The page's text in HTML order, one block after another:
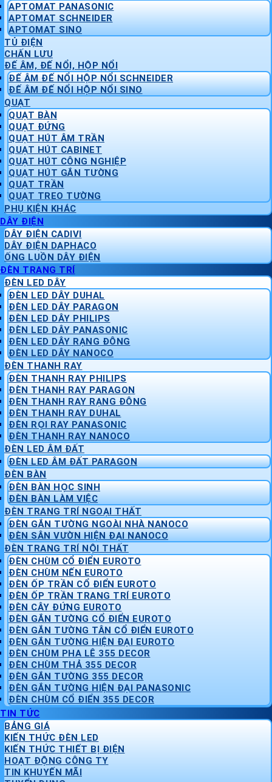
APTOMAT PANASONIC
APTOMAT SCHNEIDER
APTOMAT SINO
TỦ ĐIỆN
CHẤN LƯU
ĐẾ ÂM, ĐẾ NỔI, HỘP NỔI
ĐẾ ÂM ĐẾ NỔI HỘP NỔI SCHNEIDER
ĐẾ ÂM ĐẾ NỔI HỘP NỔI SINO
QUẠT
QUẠT BÀN
QUẠT ĐỨNG
QUẠT HÚT ÂM TRẦN
QUẠT HÚT CABINET
QUẠT HÚT CÔNG NGHIỆP
QUẠT HÚT GẮN TƯỜNG
QUẠT TRẦN
QUẠT TREO TƯỜNG
PHỤ KIỆN KHÁC
DÂY ĐIỆN
DÂY ĐIỆN CADIVI
DÂY ĐIỆN DAPHACO
ỐNG LUỒN DÂY ĐIỆN
ĐÈN TRANG TRÍ
ĐÈN LED DÂY
ĐÈN LED DÂY DUHAL
ĐÈN LED DÂY PARAGON
ĐÈN LED DÂY PHILIPS
ĐÈN LED DÂY PANASONIC
ĐÈN LED DÂY RẠNG ĐÔNG
ĐÈN LED DÂY NANOCO
ĐÈN THANH RAY
ĐÈN THANH RAY PHILIPS
ĐÈN THANH RAY PARAGON
ĐÈN THANH RAY RẠNG ĐÔNG
ĐÈN THANH RAY DUHAL
ĐÈN RỌI RAY PANASONIC
ĐÈN THANH RAY NANOCO
ĐÈN LED ÂM ĐẤT
ĐÈN LED ÂM ĐẤT PARAGON
ĐÈN BÀN
ĐÈN BÀN HỌC SINH
ĐÈN BÀN LÀM VIỆC
ĐÈN TRANG TRÍ NGOẠI THẤT
ĐÈN GẮN TƯỜNG NGOÀI NHÀ NANOCO
ĐÈN SÂN VƯỜN HIỆN ĐẠI NANOCO
ĐÈN TRANG TRÍ NỘI THẤT
ĐÈN CHÙM CỔ ĐIỂN EUROTO
ĐÈN CHÙM NẾN EUROTO
ĐÈN ỐP TRẦN CỔ ĐIỂN EUROTO
ĐÈN ỐP TRẦN TRANG TRÍ EUROTO
ĐÈN CÂY ĐỨNG EUROTO
ĐÈN GẮN TƯỜNG CỔ ĐIỂN EUROTO
ĐÈN GẮN TƯỜNG TÂN CỔ ĐIỂN EUROTO
ĐÈN GẮN TƯỜNG HIỆN ĐẠI EUROTO
ĐÈN CHÙM PHA LÊ 355 DECOR
ĐÈN CHÙM THẢ 355 DECOR
ĐÈN GẮN TƯỜNG 355 DECOR
ĐÈN GẮN TƯỜNG HIỆN ĐẠI PANASONIC
ĐÈN CHÙM CỔ ĐIỂN 355 DECOR
TIN TỨC
BẢNG GIÁ
KIẾN THỨC ĐÈN LED
KIẾN THỨC THIẾT BỊ ĐIỆN
HOẠT ĐỘNG CÔNG TY
TIN KHUYẾN MÃI